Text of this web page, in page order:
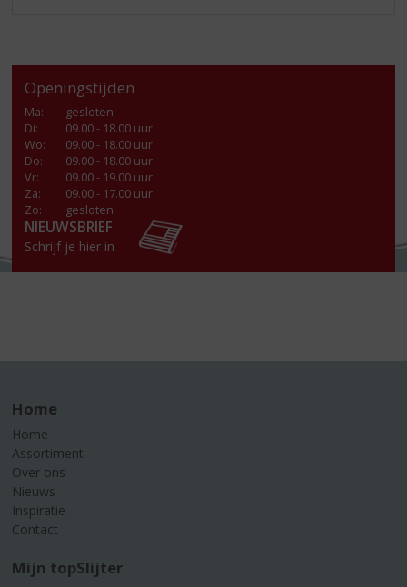
Openingstijden
Ma:
gesloten
Di:
09.00 - 18.00 uur
Wo:
09.00 - 18.00 uur
Do:
09.00 - 18.00 uur
Vr:
09.00 - 19.00 uur
Za:
09.00 - 17.00 uur
Zo:
gesloten
NIEUWSBRIEF
Schrijf je hier in
Home
Home
Assortiment
Over ons
Nieuws
Inspiratie
Contact
Mijn topSlijter